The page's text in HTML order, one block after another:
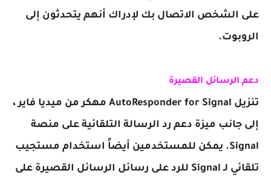
على الشخص الاتصال بك لإدراك أنهم يتحدثون إلى
الروبوت.
دعم الرسائل القصيرة
تنزيل AutoResponder for Signal مهكر من ميديا فاير ،
إلى جانب ميزة دعم رد الرسالة التلقائية على منصة
Signal. يمكن للمستخدمين أيضاً استخدام مستجيب
تلقائي لـ Signal للرد على رسائل الرسائل القصيرة على